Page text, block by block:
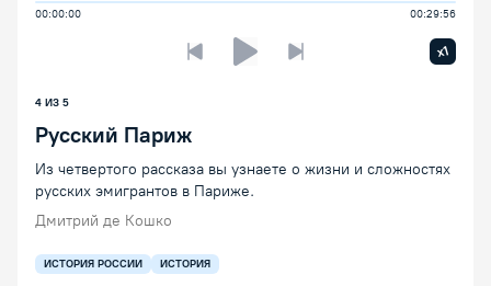
00:00:00 00:29:56
Предыдущая лекцияСледующая лекция
x1
4 ИЗ 5
Русский Париж
Из четвертого рассказа вы узнаете о жизни и сложностях
русских эмигрантов в Париже.
Дмитрий де Кошко
ИСТОРИЯ РОССИИ ИСТОРИЯ